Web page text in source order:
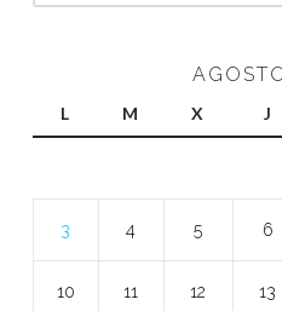
L M X J
3 4 5 6
10 11 12 13